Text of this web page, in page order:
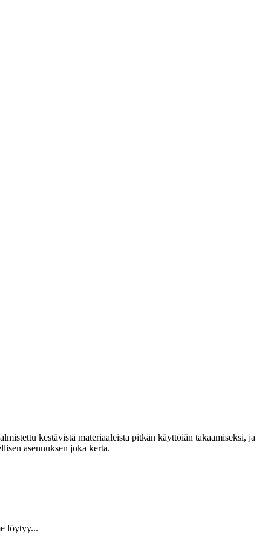
kestävistä materiaaleista pitkän käyttöiän takaamiseksi, ja
asennuksen joka kerta.
löytyy...